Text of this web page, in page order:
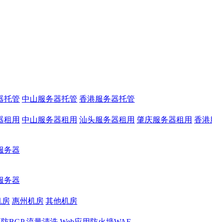
托管 中山服务器托管 香港服务器托管
租用 中山服务器租用 汕头服务器租用 肇庆服务器租用 香港
务器
务器
房 惠州机房 其他机房